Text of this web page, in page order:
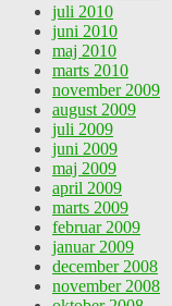
juli 2010
juni 2010
maj 2010
marts 2010
november 2009
august 2009
juli 2009
juni 2009
maj 2009
april 2009
marts 2009
februar 2009
januar 2009
december 2008
november 2008